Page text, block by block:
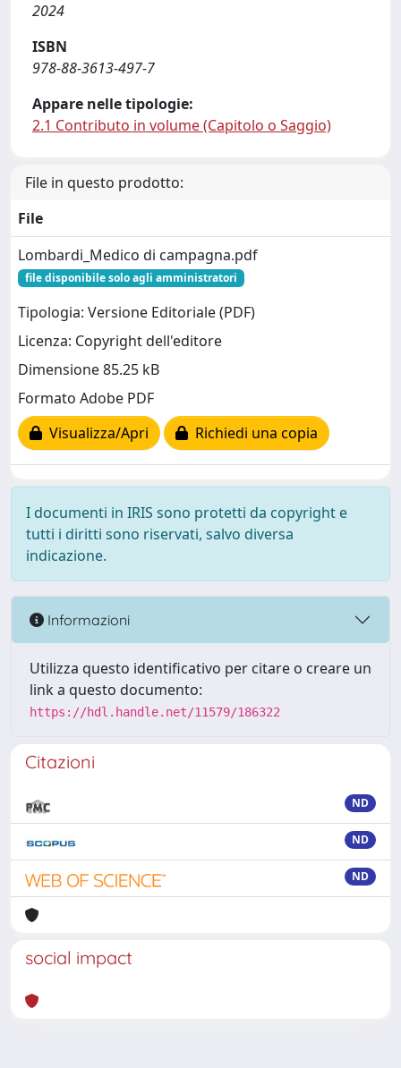
2024
ISBN
978-88-3613-497-7
Appare nelle tipologie:
2.1 Contributo in volume (Capitolo o Saggio)
File in questo prodotto:
File
Lombardi_Medico di campagna.pdf
file disponibile solo agli amministratori
Tipologia: Versione Editoriale (PDF)
Licenza: Copyright dell'editore
Dimensione 85.25 kB
Formato Adobe PDF
Visualizza/Apri
Richiedi una copia
I documenti in IRIS sono protetti da copyright e
tutti i diritti sono riservati, salvo diversa
indicazione.
Informazioni
Utilizza questo identificativo per citare o creare un
link a questo documento:
https://hdl.handle.net/11579/186322
Citazioni
ND
ND
ND
social impact